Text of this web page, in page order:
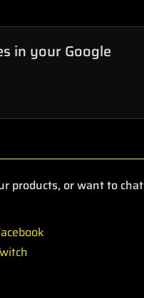
in your Google
products, or want to chat